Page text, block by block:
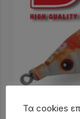
Τα cookies